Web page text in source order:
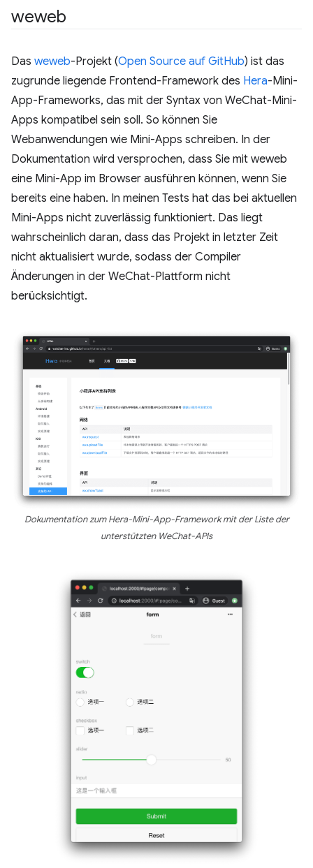
weweb
Das weweb-Projekt (Open Source auf GitHub) ist das
zugrunde liegende Frontend-Framework des Hera-Mini-
App-Frameworks, das mit der Syntax von WeChat-Mini-
Apps kompatibel sein soll. So können Sie
Webanwendungen wie Mini-Apps schreiben. In der
Dokumentation wird versprochen, dass Sie mit weweb
eine Mini-App im Browser ausführen können, wenn Sie
bereits eine haben. In meinen Tests hat das bei aktuellen
Mini-Apps nicht zuverlässig funktioniert. Das liegt
wahrscheinlich daran, dass das Projekt in letzter Zeit
nicht aktualisiert wurde, sodass der Compiler
Änderungen in der WeChat-Plattform nicht
berücksichtigt.
Dokumentation zum Hera-Mini-App-Framework mit der Liste der
unterstützten WeChat-APIs